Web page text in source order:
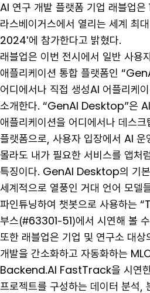
AI 연구 개발 플랫폼 기업 래블업은
라스베이거스에서 열리는 세계 최
2024'에 참가한다고 밝혔다.
래블업은 이번 전시에서 일반 사용
애플리케이션 통합 플랫폼인
어디에서나 직접 생성AI 어플리케
소개한다. “GenAI Desktop”은 AI
애플리케이션을 어디에서나 데스
플랫폼으로, 사용자 입장에서 AI 운
몰라도 내가 필요한 서비스를 앱처
특징이다. GenAI Desktop의 기본
세계적으로 열풍인 거대 언어 모델
파인튜닝하여 챗봇으로 사용하는
부스(#63301-51)에서 시연해 볼
또한 래블업은 기업 및 연구소 대
개발을 간소화하고 자동화하는
Backend.AI FastTrack을 시연
프로젝트를 구성하는 데이터 분석,